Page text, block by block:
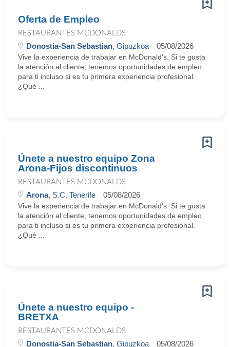
Oferta de Empleo
RESTAURANTES MCDONALDS
Donostia-San Sebastian, Gipuzkoa 05/08/2026
Vive la experiencia de trabajar en McDonald's. Si te gusta
la atención al cliente, tenemos oportunidades de empleo
para ti incluso si es tu primera experiencia profesional.
¿Qué ...
Únete a nuestro equipo Zona
Arona-Fijos discontinuos
RESTAURANTES MCDONALDS
Arona, S.C. Tenerife 05/08/2026
Vive la experiencia de trabajar en McDonald's. Si te gusta
la atención al cliente, tenemos oportunidades de empleo
para ti incluso si es tu primera experiencia profesional.
¿Qué ...
Únete a nuestro equipo -
BRETXA
RESTAURANTES MCDONALDS
Donostia-San Sebastian, Gipuzkoa 05/08/2026